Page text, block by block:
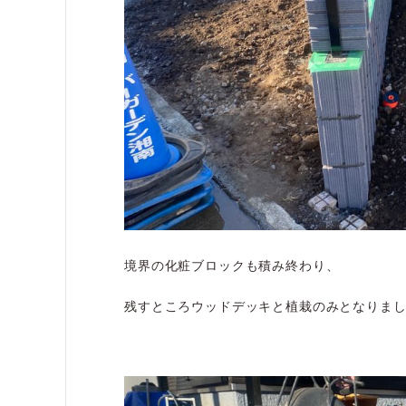
境界の化粧ブロックも積み終わり、
残すところウッドデッキと植栽のみとなりま